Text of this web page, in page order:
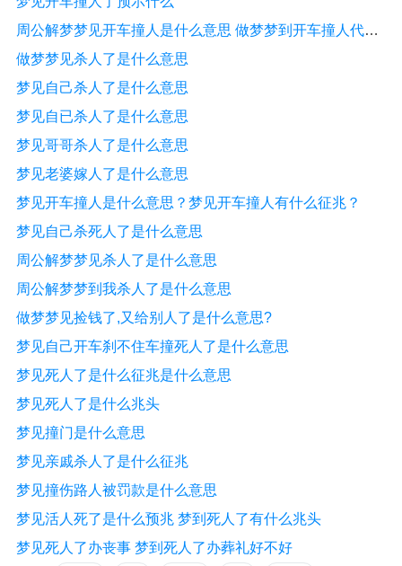
周公解梦梦见开车撞人是什么意思 做梦梦到开车撞人代表什么？好不好
做梦梦见杀人了是什么意思
梦见自己杀人了是什么意思
梦见自已杀人了是什么意思
梦见哥哥杀人了是什么意思
梦见老婆嫁人了是什么意思
梦见开车撞人是什么意思？梦见开车撞人有什么征兆？
梦见自己杀死人了是什么意思
周公解梦梦见杀人了是什么意思
周公解梦梦到我杀人了是什么意思
做梦梦见捡钱了,又给别人了是什么意思?
梦见自己开车刹不住车撞死人了是什么意思
梦见死人了是什么征兆是什么意思
梦见死人了是什么兆头
梦见撞门是什么意思
梦见亲戚杀人了是什么征兆
梦见撞伤路人被罚款是什么意思
梦见活人死了是什么预兆 梦到死人了有什么兆头
梦见死人了办丧事 梦到死人了办葬礼好不好